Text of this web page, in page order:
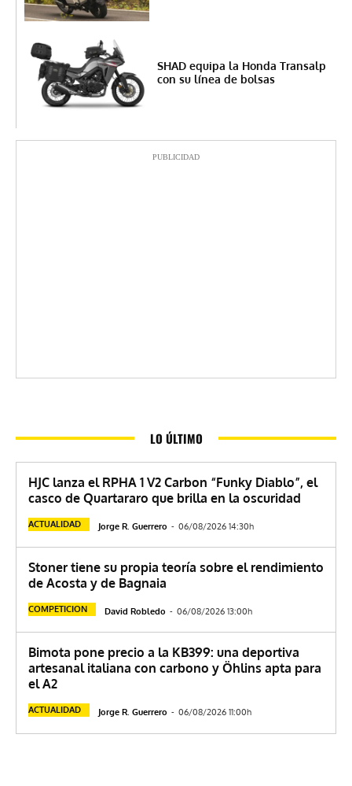
SHAD equipa la Honda Transalp
con su línea de bolsas
PUBLICIDAD
LO ÚLTIMO
HJC lanza el RPHA 1 V2 Carbon “Funky Diablo”, el
casco de Quartararo que brilla en la oscuridad
ACTUALIDAD Jorge R. Guerrero - 06/08/2026 14:30h
Stoner tiene su propia teoría sobre el rendimiento
de Acosta y de Bagnaia
COMPETICION David Robledo - 06/08/2026 13:00h
Bimota pone precio a la KB399: una deportiva
artesanal italiana con carbono y Öhlins apta para
el A2
ACTUALIDAD Jorge R. Guerrero - 06/08/2026 11:00h